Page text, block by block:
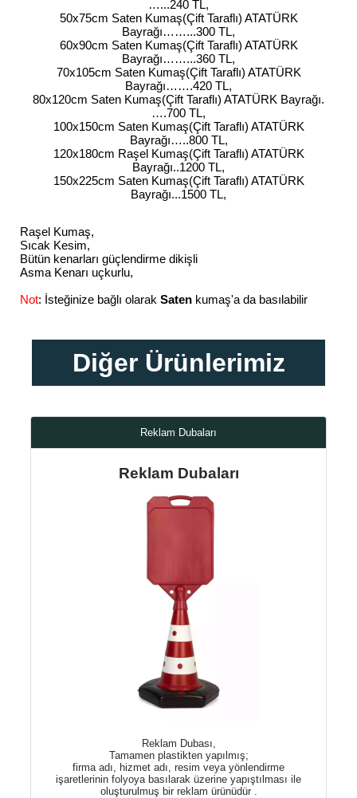
…...240 TL,
50x75cm Saten Kumaş(Çift Taraflı) ATATÜRK
Bayrağı……...300 TL,
60x90cm Saten Kumaş(Çift Taraflı) ATATÜRK
Bayrağı……...360 TL,
70x105cm Saten Kumaş(Çift Taraflı) ATATÜRK
Bayrağı…….420 TL,
80x120cm Saten Kumaş(Çift Taraflı) ATATÜRK Bayrağı.
….700 TL,
100x150cm Saten Kumaş(Çift Taraflı) ATATÜRK
Bayrağı…..800 TL,
120x180cm Raşel Kumaş(Çift Taraflı) ATATÜRK
Bayrağı..1200 TL,
150x225cm Saten Kumaş(Çift Taraflı) ATATÜRK
Bayrağı...1500 TL,
Raşel Kumaş,
Sıcak Kesim,
Bütün kenarları güçlendirme dikişli
Asma Kenarı uçkurlu,
Not: İsteğinize bağlı olarak Saten kumaş'a da basılabilir
Diğer Ürünlerimiz
Reklam Dubaları
Reklam Dubaları
Reklam Dubası,
Tamamen plastikten yapılmış;
firma adı, hizmet adı, resim veya yönlendirme
işaretlerinin folyoya basılarak üzerine yapıştılması ile
oluşturulmuş bir reklam ürünüdür .